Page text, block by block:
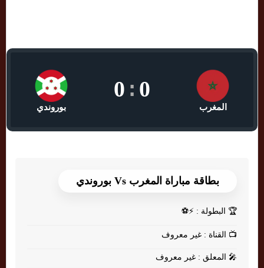
المغرب
0
:
0
بوروندي
بطاقة مباراة المغرب Vs بوروندي
🏆 البطولة : ⚡⚽
📺 القناة : غير معروف
🎤 المعلق : غير معروف